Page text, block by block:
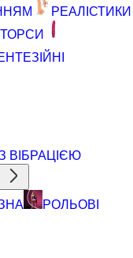
РЕАЛІСТИКИ
ВІБРАЦІЄЮ
РОЛЬОВІ